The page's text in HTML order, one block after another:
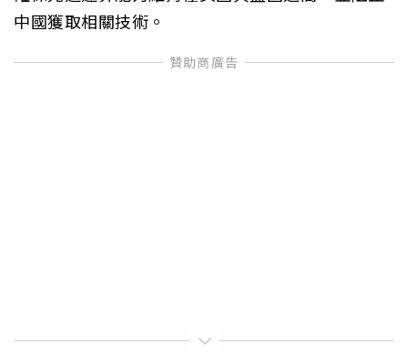
中國獲取相關技術。